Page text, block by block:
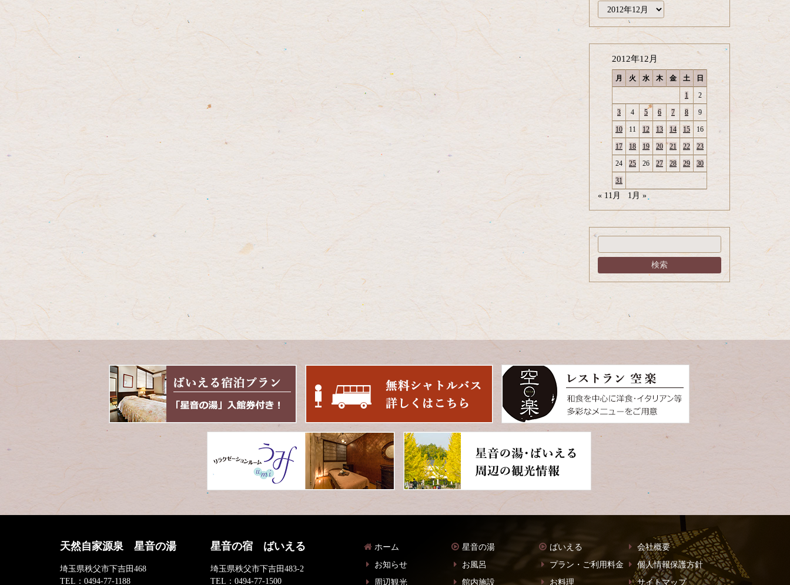
ー
カ
イ
2012年12月
月 火 水 木 金 土 日
1 2
3 4 5 6 7 8 9
10 11 12 13 14 15 16
17 18 19 20 21 22 23
24 25 26 27 28 29 30
31
« 11月 1月 »
ツ
先
天然自家源泉 星音の湯
埼玉県秩父市下吉田468
TEL： 0494-77-1188
星音の宿 ばいえる
埼玉県秩父市下吉田483-2
TEL：0494-77-1500
ホーム
お知らせ
周辺観光
星音の湯
お風呂
館内施設
ばいえる
プラン・ご利用料金
お料理
会社概要
個人情報保護方針
サイトマップ